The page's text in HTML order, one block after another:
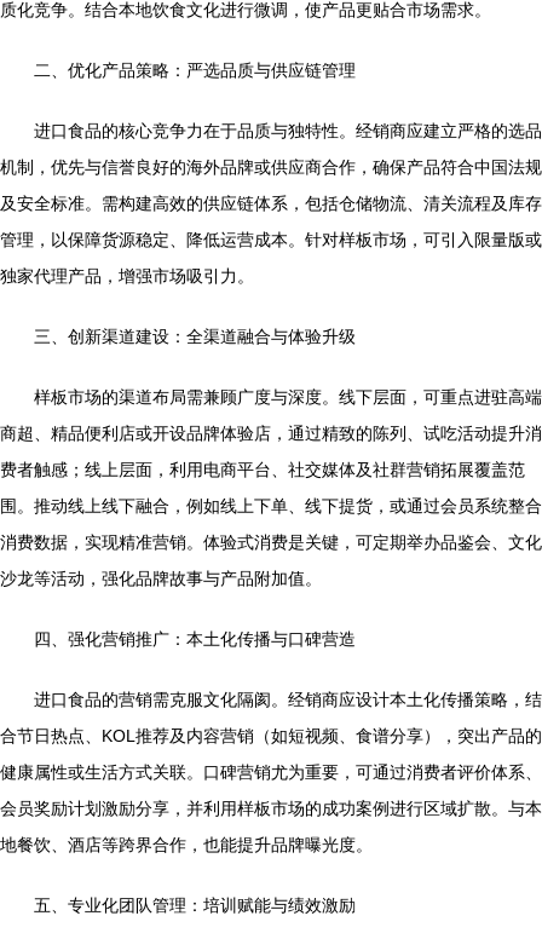
质化竞争。结合本地饮食文化进行微调，使产品更贴合市场需求。
二、优化产品策略：严选品质与供应链管理
进口食品的核心竞争力在于品质与独特性。经销商应建立严格的选品
机制，优先与信誉良好的海外品牌或供应商合作，确保产品符合中国法规
及安全标准。需构建高效的供应链体系，包括仓储物流、清关流程及库存
管理，以保障货源稳定、降低运营成本。针对样板市场，可引入限量版或
独家代理产品，增强市场吸引力。
三、创新渠道建设：全渠道融合与体验升级
样板市场的渠道布局需兼顾广度与深度。线下层面，可重点进驻高端
商超、精品便利店或开设品牌体验店，通过精致的陈列、试吃活动提升消
费者触感；线上层面，利用电商平台、社交媒体及社群营销拓展覆盖范
围。推动线上线下融合，例如线上下单、线下提货，或通过会员系统整合
消费数据，实现精准营销。体验式消费是关键，可定期举办品鉴会、文化
沙龙等活动，强化品牌故事与产品附加值。
四、强化营销推广：本土化传播与口碑营造
进口食品的营销需克服文化隔阂。经销商应设计本土化传播策略，结
合节日热点、KOL推荐及内容营销（如短视频、食谱分享），突出产品的
健康属性或生活方式关联。口碑营销尤为重要，可通过消费者评价体系、
会员奖励计划激励分享，并利用样板市场的成功案例进行区域扩散。与本
地餐饮、酒店等跨界合作，也能提升品牌曝光度。
五、专业化团队管理：培训赋能与绩效激励